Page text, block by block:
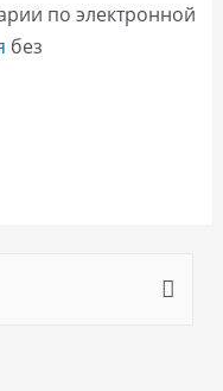
по электронной
без